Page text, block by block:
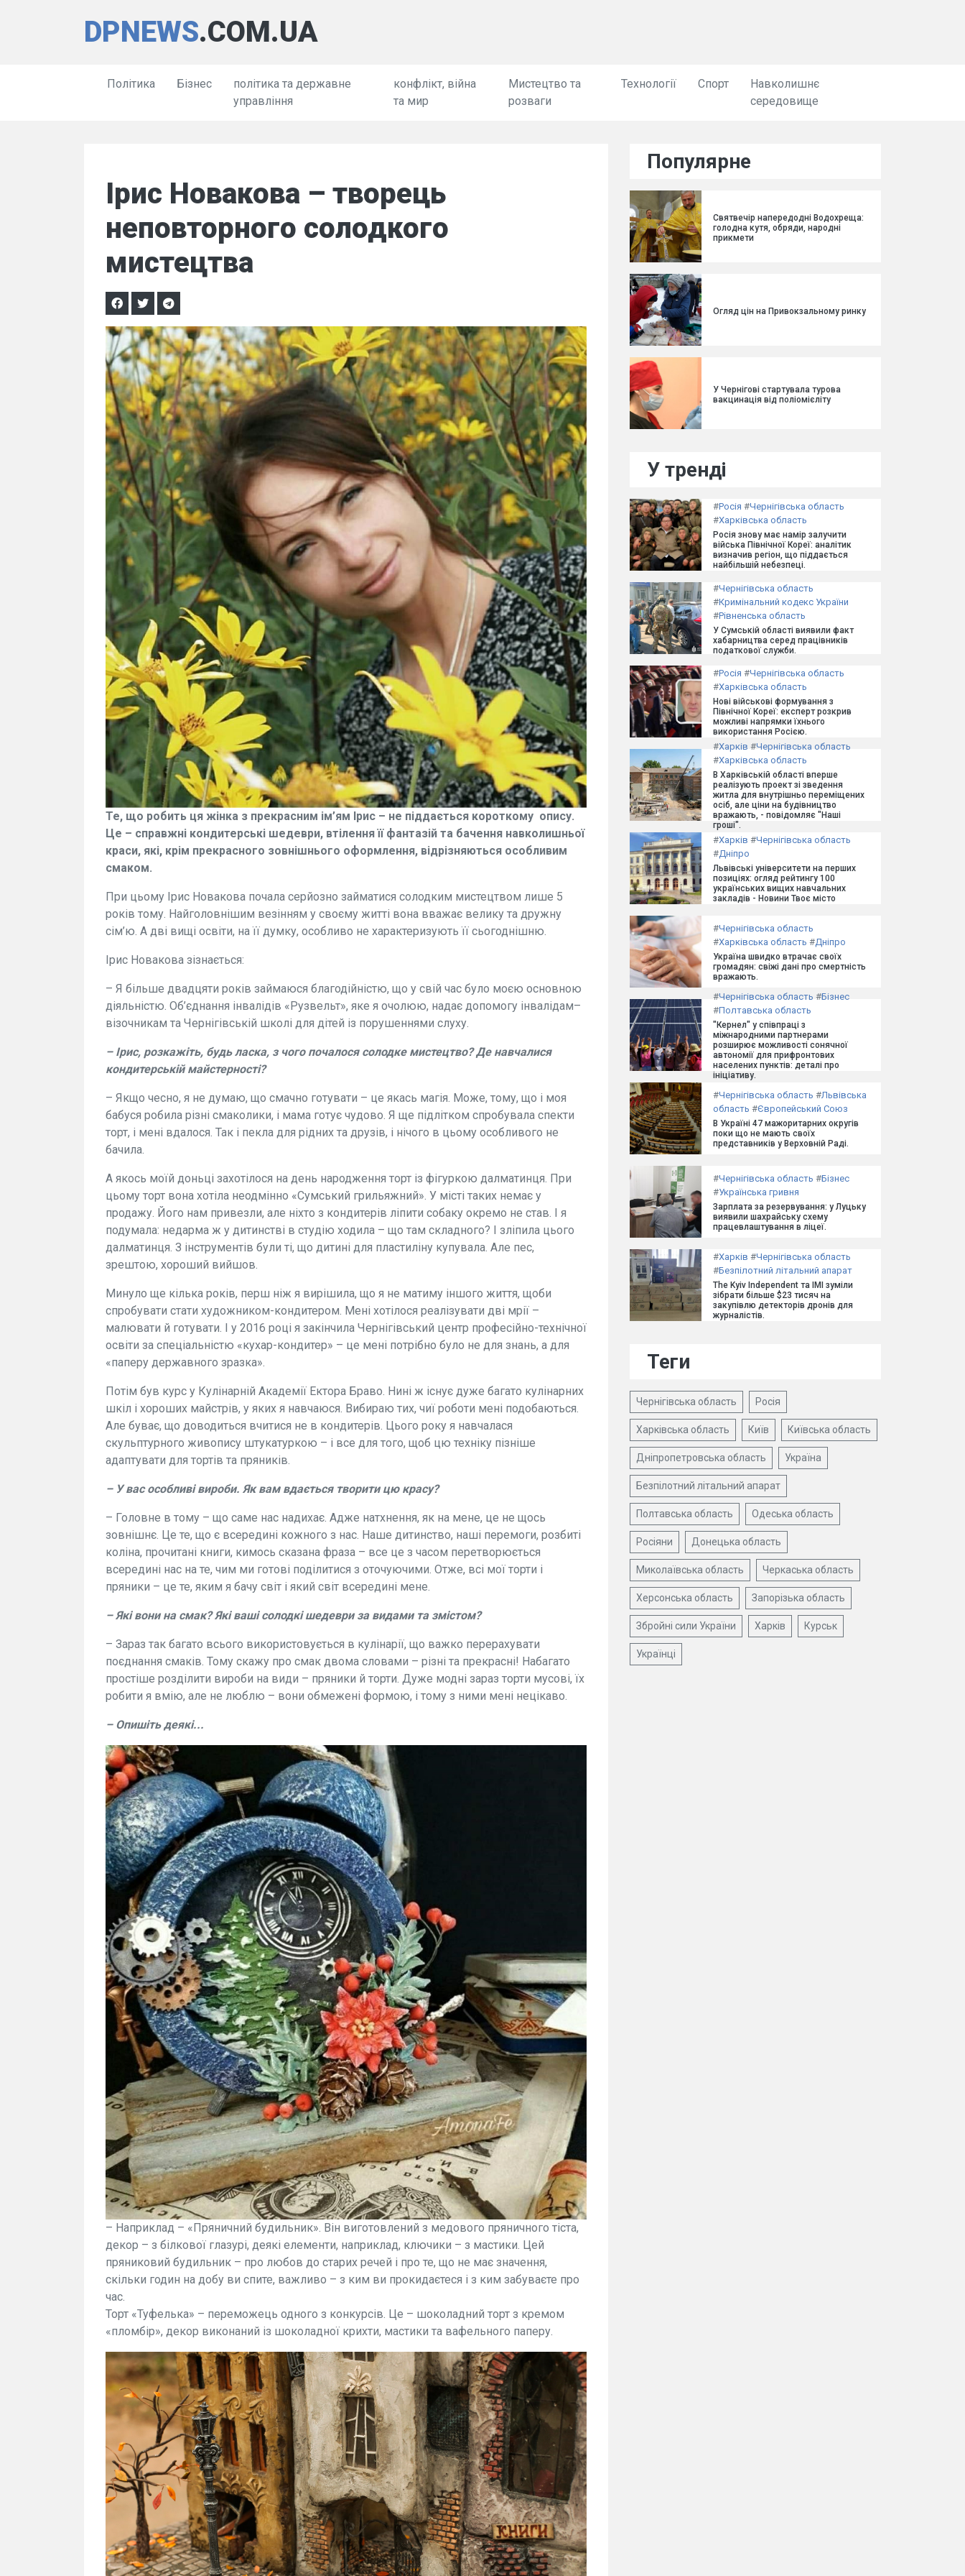
DPNEWS.COM.UA
Політика Бізнес
політика та державне
управління
конфлікт, війна
та мир
Мистецтво та
розваги
Технології Спорт
Навколишнє
середовище
Ірис Новакова – творець
неповторного солодкого
мистецтва
Те, що робить ця жінка з прекрасним ім’ям Ірис – не піддається короткому опису.
Це – справжні кондитерські шедеври, втілення її фантазій та бачення навколишньої
краси, які, крім прекрасного зовнішнього оформлення, відрізняються особливим
смаком.
При цьому Ірис Новакова почала серйозно займатися солодким мистецтвом лише 5
років тому. Найголовнішим везінням у своєму житті вона вважає велику та дружну
сім’ю. А дві вищі освіти, на її думку, особливо не характеризують її сьогоднішню.
Ірис Новакова зізнається:
– Я більше двадцяти років займаюся благодійністю, що у свій час було моєю основною
діяльністю. Об’єднання інвалідів «Рузвельт», яке я очолюю, надає допомогу інвалідам–
візочникам та Чернігівській школі для дітей із порушеннями слуху.
– Ірис, розкажіть, будь ласка, з чого почалося солодке мистецтво? Де навчалися
кондитерській майстерності?
– Якщо чесно, я не думаю, що смачно готувати – це якась магія. Може, тому, що і моя
бабуся робила різні смаколики, і мама готує чудово. Я ще підлітком спробувала спекти
торт, і мені вдалося. Так і пекла для рідних та друзів, і нічого в цьому особливого не
бачила.
А якось моїй доньці захотілося на день народження торт із фігуркою далматинця. При
цьому торт вона хотіла неодмінно «Сумський грильяжний». У місті таких немає у
продажу. Його нам привезли, але ніхто з кондитерів ліпити собаку окремо не став. І я
подумала: недарма ж у дитинстві в студію ходила – що там складного? І зліпила цього
далматинця. З інструментів були ті, що дитині для пластиліну купувала. Але пес,
зрештою, хороший вийшов.
Минуло ще кілька років, перш ніж я вирішила, що я не матиму іншого життя, щоби
спробувати стати художником-кондитером. Мені хотілося реалізувати дві мрії –
малювати й готувати. І у 2016 році я закінчила Чернігівський центр професійно-технічної
освіти за спеціальністю «кухар-кондитер» – це мені потрібно було не для знань, а для
«паперу державного зразка».
Потім був курс у Кулінарній Академії Ектора Браво. Нині ж існує дуже багато кулінарних
шкіл і хороших майстрів, у яких я навчаюся. Вибираю тих, чиї роботи мені подобаються.
Але буває, що доводиться вчитися не в кондитерів. Цього року я навчалася
скульптурного живопису штукатуркою – і все для того, щоб цю техніку пізніше
адаптувати для тортів та пряників.
– У вас особливі вироби. Як вам вдається творити цю красу?
– Головне в тому – що саме нас надихає. Адже натхнення, як на мене, це не щось
зовнішнє. Це те, що є всередині кожного з нас. Наше дитинство, наші перемоги, розбиті
коліна, прочитані книги, кимось сказана фраза – все це з часом перетворюється
всередині нас на те, чим ми готові поділитися з оточуючими. Отже, всі мої торти і
пряники – це те, яким я бачу світ і який світ всередині мене.
– Які вони на смак? Які ваші солодкі шедеври за видами та змістом?
– Зараз так багато всього використовується в кулінарії, що важко перерахувати
поєднання смаків. Тому скажу про смак двома словами – різні та прекрасні! Набагато
простіше розділити вироби на види – пряники й торти. Дуже модні зараз торти мусові, їх
робити я вмію, але не люблю – вони обмежені формою, і тому з ними мені нецікаво.
– Опишіть деякі...
– Наприклад – «Пряничний будильник». Він виготовлений з медового пряничного тіста,
декор – з білкової глазурі, деякі елементи, наприклад, ключики – з мастики. Цей
пряниковий будильник – про любов до старих речей і про те, що не має значення,
скільки годин на добу ви спите, важливо – з ким ви прокидаєтеся і з ким забуваєте про
час.
Торт «Туфелька» – переможець одного з конкурсів. Це – шоколадний торт з кремом
«пломбір», декор виконаний із шоколадної крихти, мастики та вафельного паперу.
Популярне
Святвечір напередодні Водохреща:
голодна кутя, обряди, народні
прикмети
Огляд цін на Привокзальному ринку
У Чернігові стартувала турова
вакцинація від поліомієліту
У тренді
#Росія #Чернігівська область
#Харківська область
Росія знову має намір залучити
війська Північної Кореї: аналітик
визначив регіон, що піддається
найбільшій небезпеці.
#Чернігівська область
#Кримінальний кодекс України
#Рівненська область
У Сумській області виявили факт
хабарництва серед працівників
податкової служби.
#Росія #Чернігівська область
#Харківська область
Нові військові формування з
Північної Кореї: експерт розкрив
можливі напрямки їхнього
використання Росією.
#Харків #Чернігівська область
#Харківська область
В Харківській області вперше
реалізують проект зі зведення
житла для внутрішньо переміщених
осіб, але ціни на будівництво
вражають, - повідомляє "Наші
гроші".
#Харків #Чернігівська область
#Дніпро
Львівські університети на перших
позиціях: огляд рейтингу 100
українських вищих навчальних
закладів - Новини Твоє місто
#Чернігівська область
#Харківська область #Дніпро
Україна швидко втрачає своїх
громадян: свіжі дані про смертність
вражають.
#Чернігівська область #Бізнес
#Полтавська область
"Кернел" у співпраці з
міжнародними партнерами
розширює можливості сонячної
автономії для прифронтових
населених пунктів: деталі про
ініціативу.
#Чернігівська область #Львівська
область #Європейський Союз
В Україні 47 мажоритарних округів
поки що не мають своїх
представників у Верховній Раді.
#Чернігівська область #Бізнес
#Українська гривня
Зарплата за резервування: у Луцьку
виявили шахрайську схему
працевлаштування в ліцеї.
#Харків #Чернігівська область
#Безпілотний літальний апарат
The Kyiv Independent та ІМІ зуміли
зібрати більше $23 тисяч на
закупівлю детекторів дронів для
журналістів.
Теги
Чернігівська область Росія
Харківська область Київ Київська область
Дніпропетровська область Україна
Безпілотний літальний апарат
Полтавська область Одеська область
Росіяни Донецька область
Миколаївська область Черкаська область
Херсонська область Запорізька область
Збройні сили України Харків Курськ
Українці